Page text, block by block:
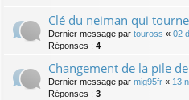
Clé du neiman qui
Dernier message par touross « 02
Réponses : 4
Changement de la pile
Dernier message par mig95fr « 13
Réponses : 3